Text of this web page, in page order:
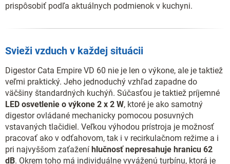
prispôsobiť podľa aktuálnych podmienok v kuchyni.
Svieži vzduch v každej situácii
Digestor Cata Empire VD 60 nie je len o výkone, ale je taktiež
veľmi praktický. Jeho jednoduchý vzhľad zapadne do
väčšiny štandardných kuchýň. Súčasťou je taktiež príjemné
LED osvetlenie o výkone 2 x 2 W, ktoré je ako samotný
digestor ovládané mechanicky pomocou posuvných
vstavaných tlačidiel. Veľkou výhodou prístroja je možnosť
pracovať ako v odťahovom, tak i v recirkulačnom režime a i
pri najvyššom zaťažení hlučnosť nepresahuje hranicu 62
dB. Okrem toho má individuálne vyváženú turbínu, ktorá je